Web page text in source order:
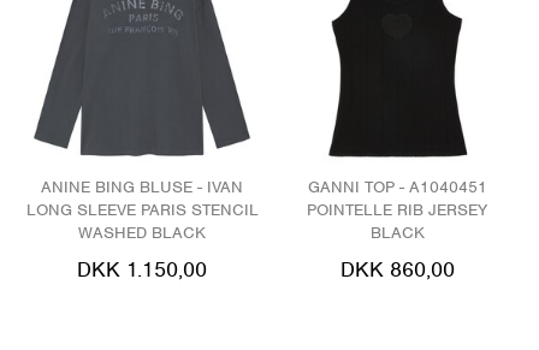
ANINE BING BLUSE - IVAN
LONG SLEEVE PARIS STENCIL
WASHED BLACK
DKK 1.150,00
GANNI TOP - A1040451
POINTELLE RIB JERSEY
BLACK
DKK 860,00